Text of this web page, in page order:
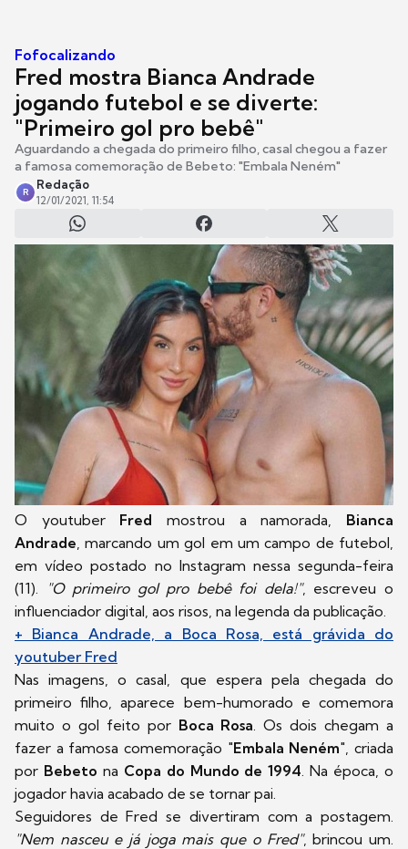
Fofocalizando
Fred mostra Bianca Andrade
jogando futebol e se diverte:
"Primeiro gol pro bebê"
Aguardando a chegada do primeiro filho, casal chegou a fazer
a famosa comemoração de Bebeto: "Embala Neném"
R
Redação
12/01/2021, 11:54
O youtuber Fredmostrou a namorada, Bianca
Andrade, marcando um gol em um campo de futebol,
em vídeo postado no Instagram nessa segunda-feira
(11).
"O primeiro gol pro bebê foi dela!", escreveu o
influenciador digital, aos risos, na legenda da publicação.
+ Bianca Andrade, a Boca Rosa, está grávida do
youtuber Fred
Nas imagens, o casal, que espera pela chegada do
primeiro filho, aparece bem-humorado e comemora
muito o gol feito por Boca Rosa. Os dois chegam a
fazer a famosa comemoração "Embala Neném", criada
por Bebeto na Copa do Mundo de 1994. Na época, o
jogador havia acabado de se tornar pai.
Seguidores de Fred se divertiram com a postagem.
"Nem nasceu e já joga mais que o Fred", brincou um.